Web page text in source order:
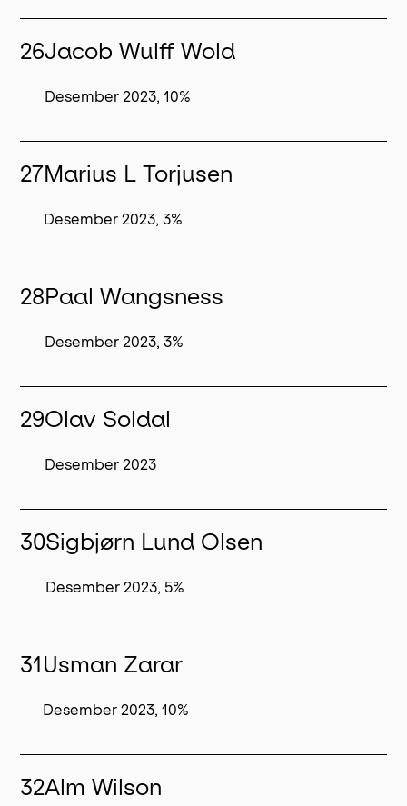
26Jacob Wulff Wold
Desember 2023, 10%
27Marius L Torjusen
Desember 2023, 3%
28Paal Wangsness
Desember 2023, 3%
29Olav Soldal
Desember 2023
30Sigbjørn Lund Olsen
Desember 2023, 5%
31Usman Zarar
Desember 2023, 10%
32Alm Wilson